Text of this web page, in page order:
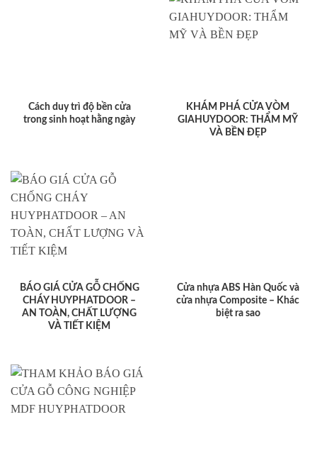
Cách duy trì độ bền cửa
trong sinh hoạt hằng ngày
KHÁM PHÁ CỬA VÒM
GIAHUYDOOR: THẨM MỸ
VÀ BỀN ĐẸP
BÁO GIÁ CỬA GỖ CHỐNG
CHÁY HUYPHATDOOR –
AN TOÀN, CHẤT LƯỢNG
VÀ TIẾT KIỆM
Cửa nhựa ABS Hàn Quốc và
cửa nhựa Composite – Khác
biệt ra sao